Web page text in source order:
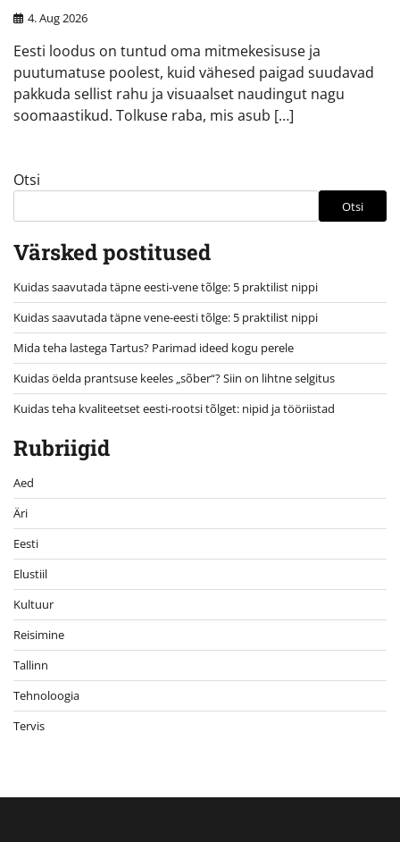
4. Aug 2026
Eesti loodus on tuntud oma mitmekesisuse ja
puutumatuse poolest, kuid vähesed paigad suudavad
pakkuda sellist rahu ja visuaalset naudingut nagu
soomaastikud. Tolkuse raba, mis asub […]
Otsi
Otsi
Värsked postitused
Kuidas saavutada täpne eesti-vene tõlge: 5 praktilist nippi
Kuidas saavutada täpne vene-eesti tõlge: 5 praktilist nippi
Mida teha lastega Tartus? Parimad ideed kogu perele
Kuidas öelda prantsuse keeles „sõber“? Siin on lihtne selgitus
Kuidas teha kvaliteetset eesti-rootsi tõlget: nipid ja tööriistad
Rubriigid
Aed
Äri
Eesti
Elustiil
Kultuur
Reisimine
Tallinn
Tehnoloogia
Tervis